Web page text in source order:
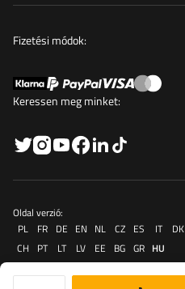
Fizetési módok:
Keressen meg minket:
Oldal verzió:
PL
FR DE EN NL CZ ES IT DK
CH
PT LT LV EE BG GR HU